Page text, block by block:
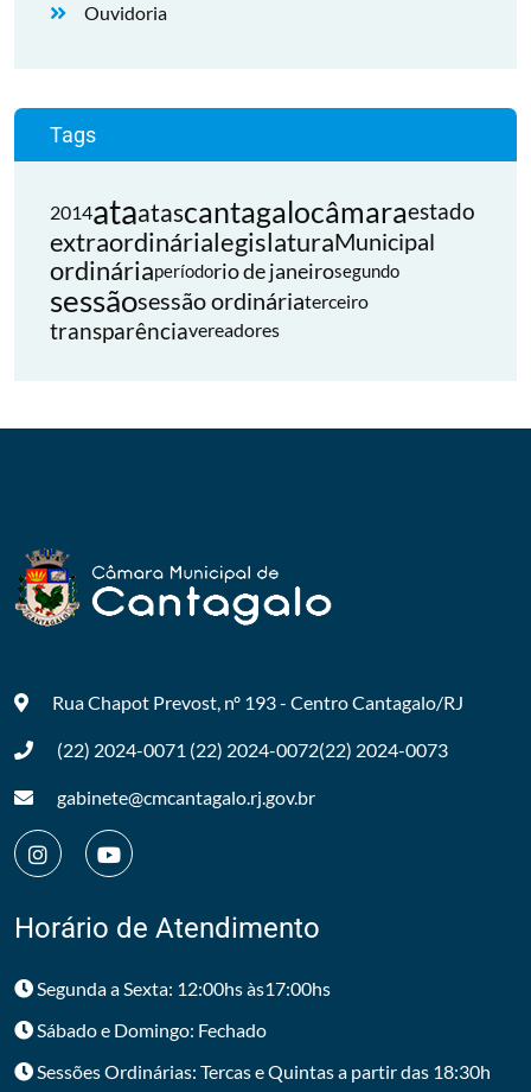
Ouvidoria
Tags
2014ataatascantagalocâmaraestado
extraordinárialegislaturaMunicipal
ordináriaperíodorio de janeirosegundo
sessãosessão ordináriaterceiro
transparênciavereadores
Rua Chapot Prevost, nº 193 - CentroCantagalo/RJ
(22) 2024-0071 (22) 2024-0072(22) 2024-0073
gabinete@cmcantagalo.rj.gov.br
Horário de Atendimento
Segunda a Sexta: 12:00hs às17:00hs
Sábado e Domingo: Fechado
Sessões Ordinárias: Tercas e Quintas a partir das 18:30h